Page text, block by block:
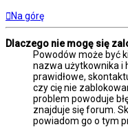
Na górę
Dlaczego nie mogę się
Powodów może być
nazwa użytkownika i
prawidłowe,
czy cię nie
problem powoduje
znajduje się forum.
powiadom go o tym